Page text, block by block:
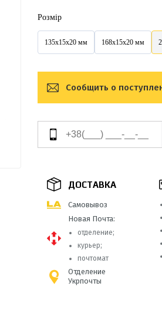
Розмір
135х15х20 мм 168x15x20 мм
Сообщить о
ДОСТАВКА
Самовывоз
Новая Почта:
отделение;
курьер;
почтомат
Отделение
Укрпочты